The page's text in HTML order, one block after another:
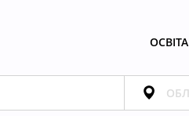
ОСВІТА